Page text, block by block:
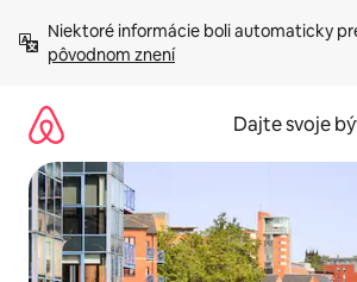
obsah.
Niektoré informácie boli automaticky
pôvodnom znení
Dajte svoje